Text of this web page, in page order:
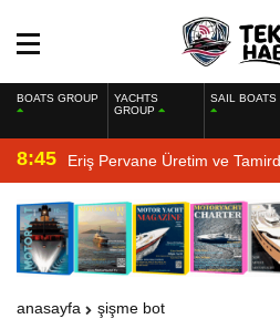
BOATS GROUP
YACHTS
GROUP
SAIL BOATS
8:45 Eriş Pervane Üretim ve
anasayfa şişme bot